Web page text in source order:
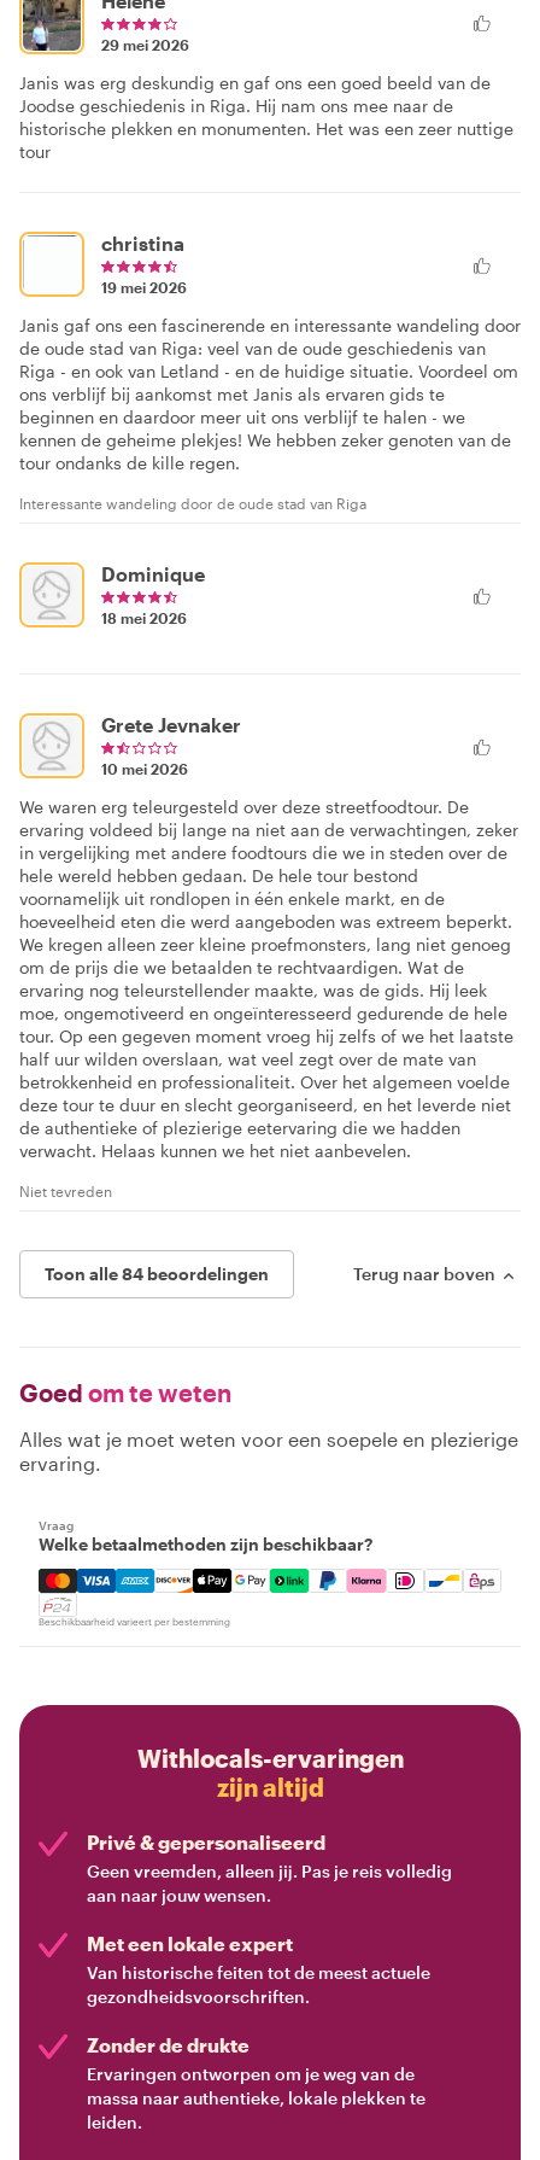
29 mei 2026
Janis was erg deskundig en gaf ons een goed beeld van de
Joodse geschiedenis in Riga. Hij nam ons mee naar de
historische plekken en monumenten. Het was een zeer nuttige
tour
christina
19 mei 2026
Janis gaf ons een fascinerende en interessante wandeling door
de oude stad van Riga: veel van de oude geschiedenis van
Riga - en ook van Letland - en de huidige situatie. Voordeel om
ons verblijf bij aankomst met Janis als ervaren gids te
beginnen en daardoor meer uit ons verblijf te halen - we
kennen de geheime plekjes! We hebben zeker genoten van de
tour ondanks de kille regen.
Interessante wandeling door de oude stad van Riga
Dominique
18 mei 2026
Grete Jevnaker
10 mei 2026
We waren erg teleurgesteld over deze streetfoodtour. De
ervaring voldeed bij lange na niet aan de verwachtingen, zeker
in vergelijking met andere foodtours die we in steden over de
hele wereld hebben gedaan. De hele tour bestond
voornamelijk uit rondlopen in één enkele markt, en de
hoeveelheid eten die werd aangeboden was extreem beperkt.
We kregen alleen zeer kleine proefmonsters, lang niet genoeg
om de prijs die we betaalden te rechtvaardigen. Wat de
ervaring nog teleurstellender maakte, was de gids. Hij leek
moe, ongemotiveerd en ongeïnteresseerd gedurende de hele
tour. Op een gegeven moment vroeg hij zelfs of we het laatste
half uur wilden overslaan, wat veel zegt over de mate van
betrokkenheid en professionaliteit. Over het algemeen voelde
deze tour te duur en slecht georganiseerd, en het leverde niet
de authentieke of plezierige eetervaring die we hadden
verwacht. Helaas kunnen we het niet aanbevelen.
Niet tevreden
Toon alle 84 beoordelingen Terug naar boven
Goed om te weten
Alles wat je moet weten voor een soepele en plezierige
ervaring.
Vraag
Welke betaalmethoden zijn beschikbaar?
Mastercard, Visa, Amex, Discover, Apple Pay, Google
Beschikbaarheid varieert per bestemming
Withlocals-ervaringen
zijn altijd
Privé & gepersonaliseerd
Geen vreemden, alleen jij. Pas je reis volledig
aan naar jouw wensen.
Met een lokale expert
Van historische feiten tot de meest actuele
gezondheidsvoorschriften.
Zonder de drukte
Ervaringen ontworpen om je weg van de
massa naar authentieke, lokale plekken te
leiden.